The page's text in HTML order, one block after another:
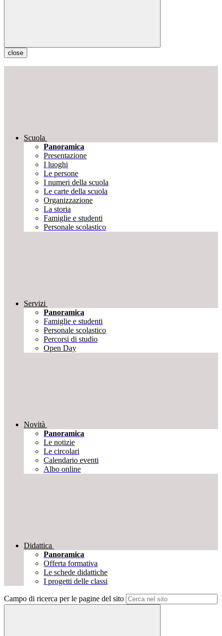
close
Scuola
Panoramica
Presentazione
I luoghi
Le persone
I numeri della scuola
Le carte della scuola
Organizzazione
La storia
Famiglie e studenti
Personale scolastico
Servizi
Panoramica
Famiglie e studenti
Personale scolastico
Percorsi di studio
Open Day
Novità
Panoramica
Le notizie
Le circolari
Calendario eventi
Albo online
Didattica
Panoramica
Offerta formativa
Le schede didattiche
I progetti delle classi
Campo di ricerca per le pagine del sito